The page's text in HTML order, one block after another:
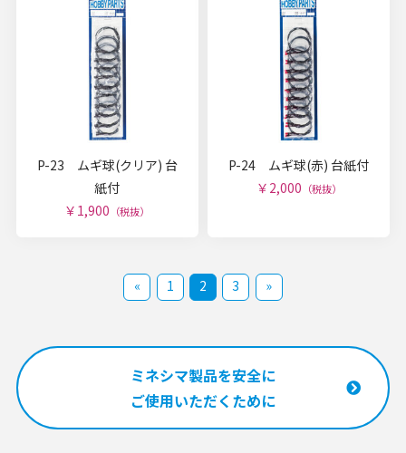
P-23 ムギ球(クリア) 台
紙付
￥1,900 （税抜）
P-24 ムギ球(赤) 台紙付
￥2,000 （税抜）
« 1 2 3 »
ミネシマ製品を安全に
ご使用いただくために